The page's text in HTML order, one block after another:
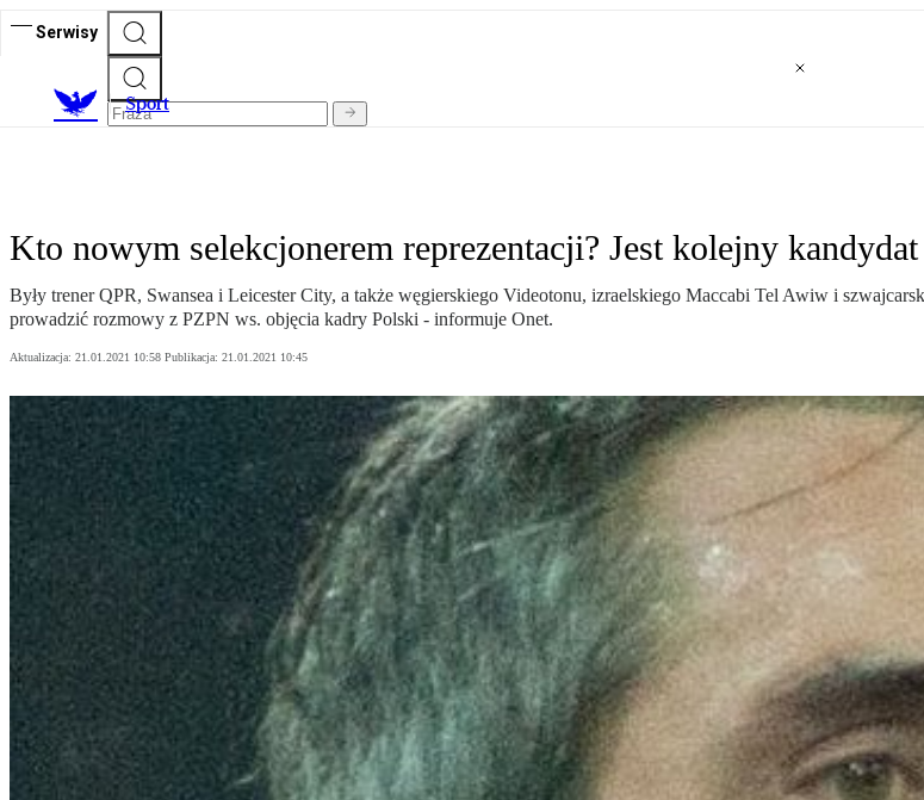
Serwisy
Sport
Kto nowym selekcjonerem reprezentacji? Jest kolejny kandydat
Były trener QPR, Swansea i Leicester City, a także węgierskiego Videotonu, izraelskiego Maccabi Tel Awiw i
prowadzić rozmowy z PZPN ws. objęcia kadry Polski - informuje Onet.
Aktualizacja: 21.01.2021 10:58 Publikacja: 21.01.2021 10:45